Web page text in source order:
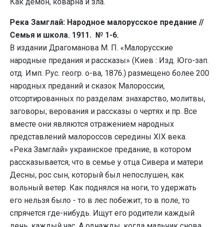
Как демон, коварна и зла.
Река Замглай: Народное малорусское предание //
Семья и школа. 1911. № 1-6.
В издании Драгоманова М. П. «Малорусские
народные предания и рассказы» (Киев : Изд. Юго-зап.
отд. Имп. Рус. геогр. о-ва, 1876.) размещено более 200
народных преданий и сказок Малороссии,
отсортированных по разделам: знахарство, молитвы,
заговоры; верования и рассказы о чертях и пр. Все
вместе они являются отражением народных
представлений малороссов середины XIX века.
«Река Замглай» украинское предание, в котором
рассказывается, что в семье у отца Сивера и матери
Десны, рос сын, который был непослушен, как
вольный ветер. Как поднялся на ноги, то удержать
его нельзя было - то в лес побежит, то в поле, то
спрячется где-нибудь. Ищут его родители каждый